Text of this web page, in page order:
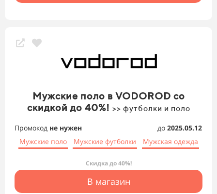
Мужские поло в VODOROD со
скидкой до 40%! >> футболки и поло
Промокод не нужен до 2025.05.12
Мужские поло
Мужские футболки Мужская одежда
Скидка до 40%!
В магазин